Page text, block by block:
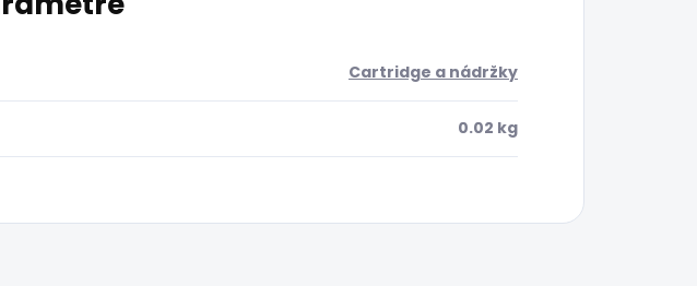
Cartridge a nádržky
0.02 kg